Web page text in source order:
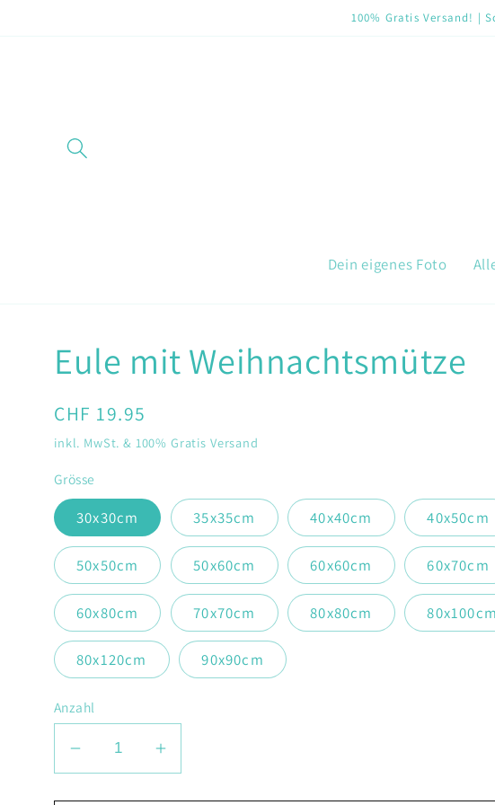
100% Gratis Versand! |
Dein eigenes Foto
Eule mit Weihnachtsmütze
Normaler
Preis
CHF 19.95
inkl. MwSt. & 100% Gratis Versand
Grösse
30x30cm 35x35cm 40x40cm 40x50cm
50x50cm 50x60cm 60x60cm 60x70cm
60x80cm 70x70cm 80x80cm 80x100cm
80x120cm 90x90cm
Anzahl
VerringereErhöhe